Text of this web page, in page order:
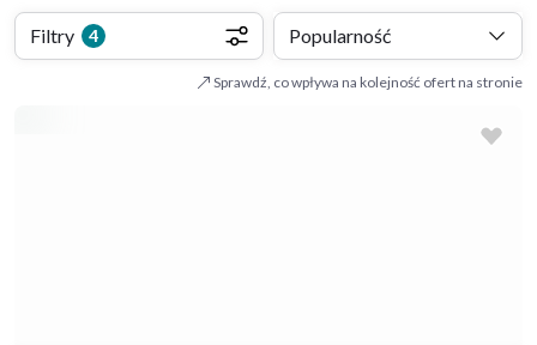
Filtry 4 Popularność
Sprawdź, co wpływa na kolejność ofert na stronie